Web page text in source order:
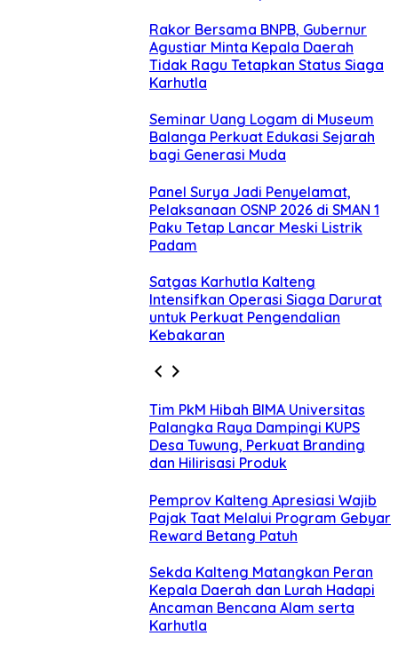
Rakor Bersama BNPB, Gubernur
Agustiar Minta Kepala Daerah
Tidak Ragu Tetapkan Status Siaga
Karhutla
Seminar Uang Logam di Museum
Balanga Perkuat Edukasi Sejarah
bagi Generasi Muda
Panel Surya Jadi Penyelamat,
Pelaksanaan OSNP 2026 di SMAN 1
Paku Tetap Lancar Meski Listrik
Padam
Satgas Karhutla Kalteng
Intensifkan Operasi Siaga Darurat
untuk Perkuat Pengendalian
Kebakaran
Tim PkM Hibah BIMA Universitas
Palangka Raya Dampingi KUPS
Desa Tuwung, Perkuat Branding
dan Hilirisasi Produk
Pemprov Kalteng Apresiasi Wajib
Pajak Taat Melalui Program Gebyar
Reward Betang Patuh
Sekda Kalteng Matangkan Peran
Kepala Daerah dan Lurah Hadapi
Ancaman Bencana Alam serta
Karhutla